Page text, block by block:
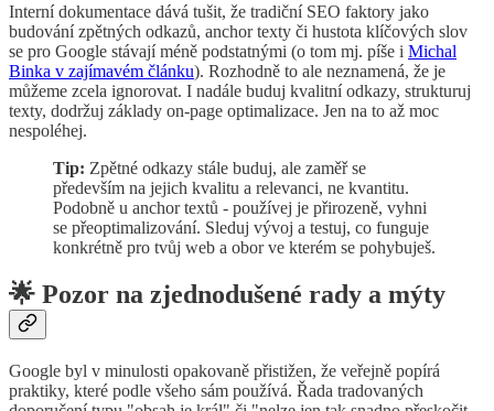
Interní dokumentace dává tušit, že tradiční SEO faktory jako
budování zpětných odkazů, anchor texty či hustota klíčových slov
se pro Google stávají méně podstatnými (o tom mj. píše i Michal
Binka v zajímavém článku). Rozhodně to ale neznamená, že je
můžeme zcela ignorovat. I nadále buduj kvalitní odkazy, strukturuj
texty, dodržuj základy on-page optimalizace. Jen na to až moc
nespoléhej.
Tip: Zpětné odkazy stále buduj, ale zaměř se
především na jejich kvalitu a relevanci, ne kvantitu.
Podobně u anchor textů - používej je přirozeně, vyhni
se přeoptimalizování. Sleduj vývoj a testuj, co funguje
konkrétně pro tvůj web a obor ve kterém se pohybuješ.
🌟 Pozor na zjednodušené rady a mýty
Google byl v minulosti opakovaně přistižen, že veřejně popírá
praktiky, které podle všeho sám používá. Řada tradovaných